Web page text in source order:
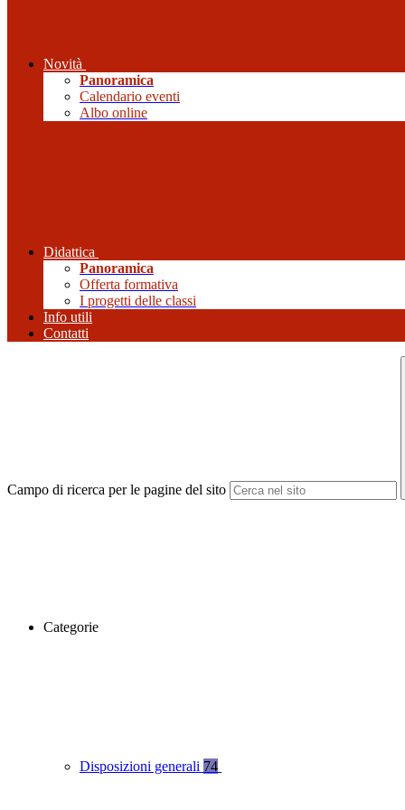
Novità
Panoramica
Calendario eventi
Albo online
Didattica
Panoramica
Offerta formativa
I progetti delle classi
Info utili
Contatti
Campo di ricerca per le pagine del sito
Categorie
Disposizioni generali 74